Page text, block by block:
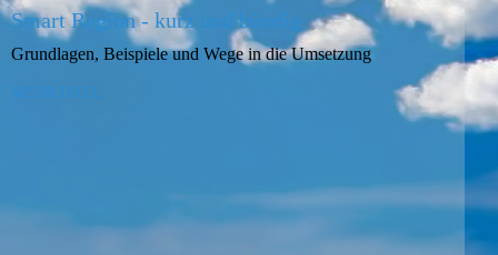
Smart Region - kurz und bündig
Grundlagen, Beispiele und Wege in die Umsetzung
MEHR DAZU